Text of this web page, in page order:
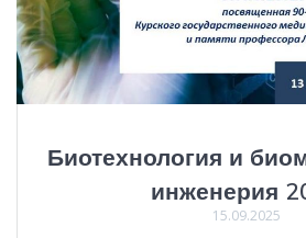
Биотехнология и
инженерия
15.09.2025